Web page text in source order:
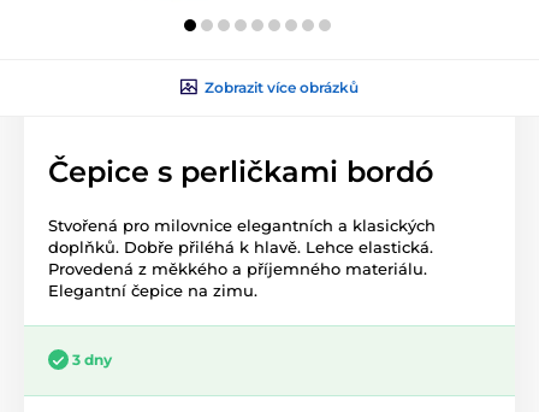
Zobrazit více obrázků
Čepice s perličkami bordó
Stvořená pro milovnice elegantních a klasických
doplňků. Dobře přiléhá k hlavě. Lehce elastická.
Provedená z měkkého a příjemného materiálu.
Elegantní čepice na zimu.
3 dny